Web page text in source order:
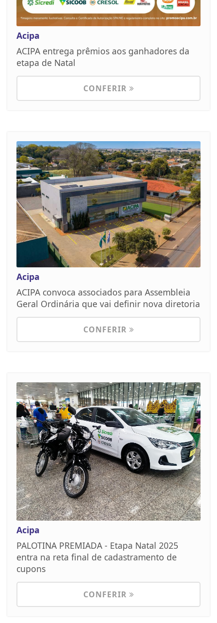
Acipa
ACIPA entrega prêmios aos ganhadores da
etapa de Natal
CONFERIR
Acipa
ACIPA convoca associados para Assembleia
Geral Ordinária que vai definir nova diretoria
CONFERIR
Acipa
PALOTINA PREMIADA - Etapa Natal 2025
entra na reta final de cadastramento de
cupons
CONFERIR